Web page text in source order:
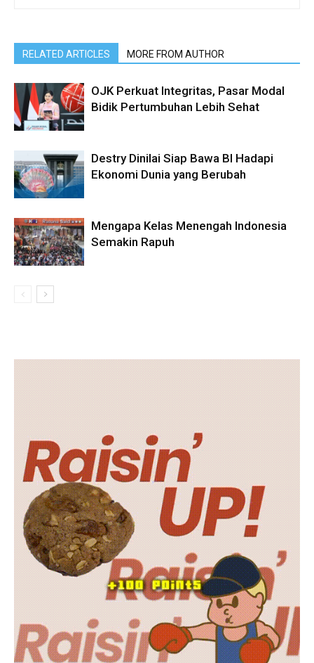
RELATED ARTICLES MORE FROM AUTHOR
OJK Perkuat Integritas, Pasar Modal
Bidik Pertumbuhan Lebih Sehat
Destry Dinilai Siap Bawa BI Hadapi
Ekonomi Dunia yang Berubah
Mengapa Kelas Menengah Indonesia
Semakin Rapuh